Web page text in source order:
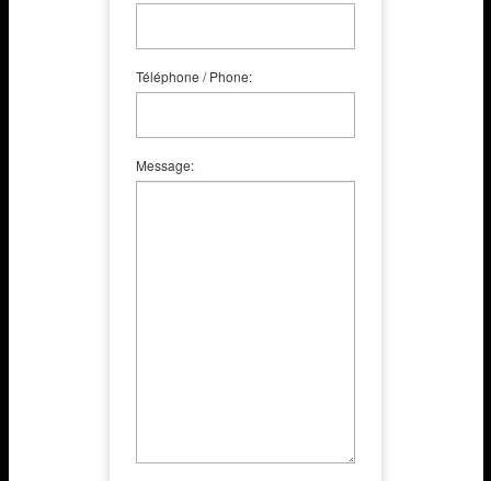
Téléphone / Phone:
Message: